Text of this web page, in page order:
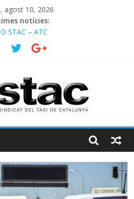
agost 10, 2026
notícies:
STAC – ATC
la reunión con los Mossos d
Barcelona.
29.07.2026 en COOLTURA FM.
TÈCNICA PARA MEJORAR LA
EN EL PUERTO DE BARCELONA.
22.07.2026 en COOLTURA FM.